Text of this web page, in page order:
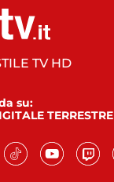
TV HD
su:
TERRESTRE